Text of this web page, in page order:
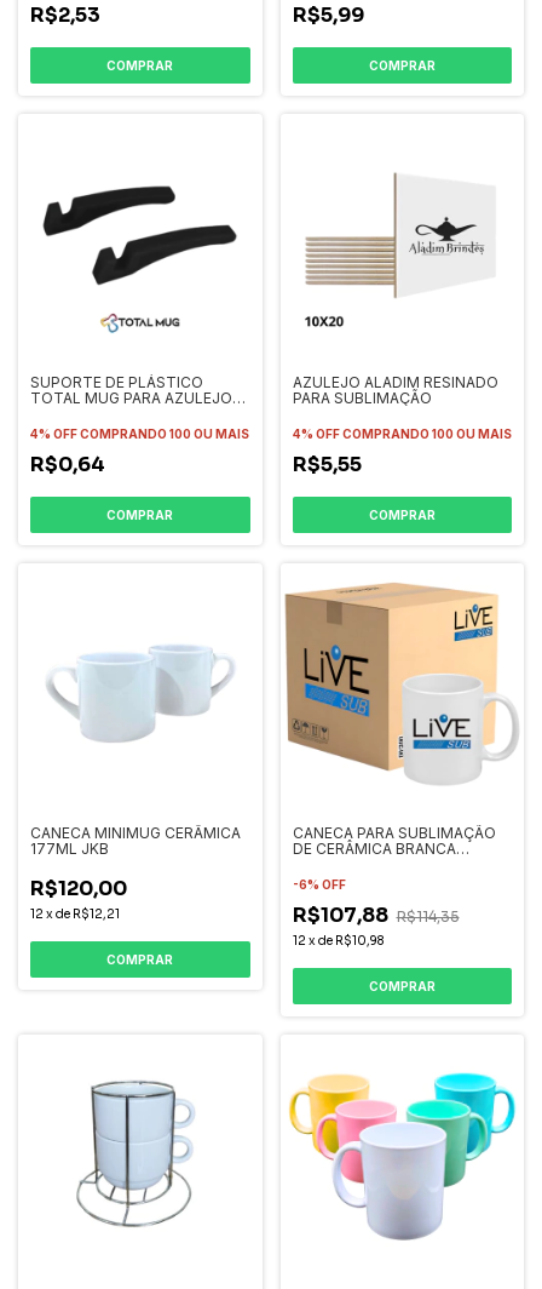
R$2,53
COMPRAR
R$5,99
COMPRAR
SUPORTE DE PLÁSTICO
TOTAL MUG PARA AZULEJO
4% OFFCOMPRANDO 100 OU MAIS
R$0,64
COMPRAR
AZULEJO ALADIM RESINADO
PARA SUBLIMAÇÃO
4% OFF COMPRANDO 100 OU MAIS
R$5,55
COMPRAR
CANECA MINIMUG CERÂMICA
177ML JKB
R$120,00
12 x de R$12,21
COMPRAR
CANECA PARA SUBLIMAÇÃO
DE CERÂMICA BRANCA
-6% OFF
R$107,88 R$114,35
12 x de R$10,98
COMPRAR